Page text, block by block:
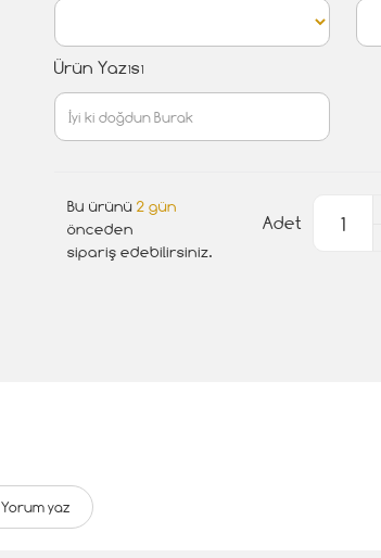
Ürün Yazısı
Bu ürünü 2 gün
önceden
sipariş edebilirsiniz.
Adet
Yorum yaz